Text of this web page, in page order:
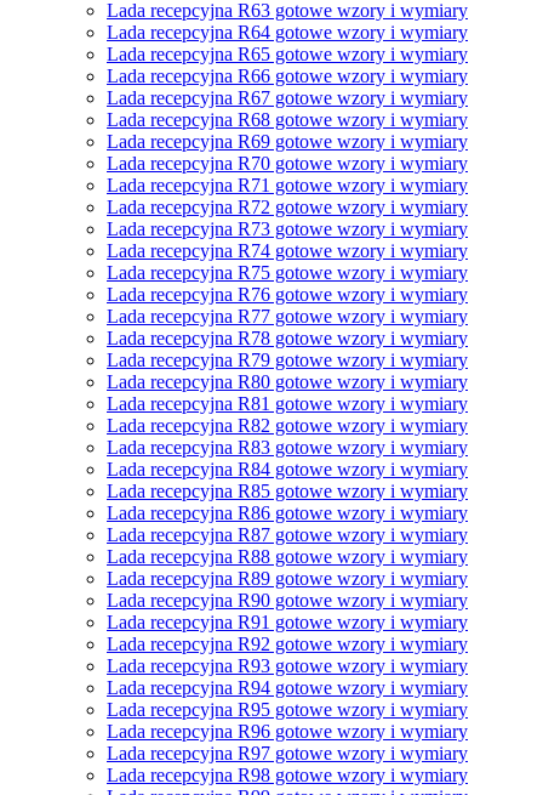
Lada recepcyjna R63 gotowe wzory i wymiary
Lada recepcyjna R64 gotowe wzory i wymiary
Lada recepcyjna R65 gotowe wzory i wymiary
Lada recepcyjna R66 gotowe wzory i wymiary
Lada recepcyjna R67 gotowe wzory i wymiary
Lada recepcyjna R68 gotowe wzory i wymiary
Lada recepcyjna R69 gotowe wzory i wymiary
Lada recepcyjna R70 gotowe wzory i wymiary
Lada recepcyjna R71 gotowe wzory i wymiary
Lada recepcyjna R72 gotowe wzory i wymiary
Lada recepcyjna R73 gotowe wzory i wymiary
Lada recepcyjna R74 gotowe wzory i wymiary
Lada recepcyjna R75 gotowe wzory i wymiary
Lada recepcyjna R76 gotowe wzory i wymiary
Lada recepcyjna R77 gotowe wzory i wymiary
Lada recepcyjna R78 gotowe wzory i wymiary
Lada recepcyjna R79 gotowe wzory i wymiary
Lada recepcyjna R80 gotowe wzory i wymiary
Lada recepcyjna R81 gotowe wzory i wymiary
Lada recepcyjna R82 gotowe wzory i wymiary
Lada recepcyjna R83 gotowe wzory i wymiary
Lada recepcyjna R84 gotowe wzory i wymiary
Lada recepcyjna R85 gotowe wzory i wymiary
Lada recepcyjna R86 gotowe wzory i wymiary
Lada recepcyjna R87 gotowe wzory i wymiary
Lada recepcyjna R88 gotowe wzory i wymiary
Lada recepcyjna R89 gotowe wzory i wymiary
Lada recepcyjna R90 gotowe wzory i wymiary
Lada recepcyjna R91 gotowe wzory i wymiary
Lada recepcyjna R92 gotowe wzory i wymiary
Lada recepcyjna R93 gotowe wzory i wymiary
Lada recepcyjna R94 gotowe wzory i wymiary
Lada recepcyjna R95 gotowe wzory i wymiary
Lada recepcyjna R96 gotowe wzory i wymiary
Lada recepcyjna R97 gotowe wzory i wymiary
Lada recepcyjna R98 gotowe wzory i wymiary